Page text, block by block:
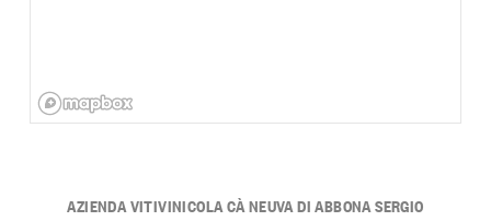
AZIENDA VITIVINICOLA CÀ NEUVA DI ABBONA SERGIO